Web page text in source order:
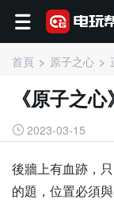
首頁 原子之心
《原子之
2023-03-15
後牆上有血跡，
的題，位置必須